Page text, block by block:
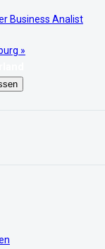
Business Analist
»